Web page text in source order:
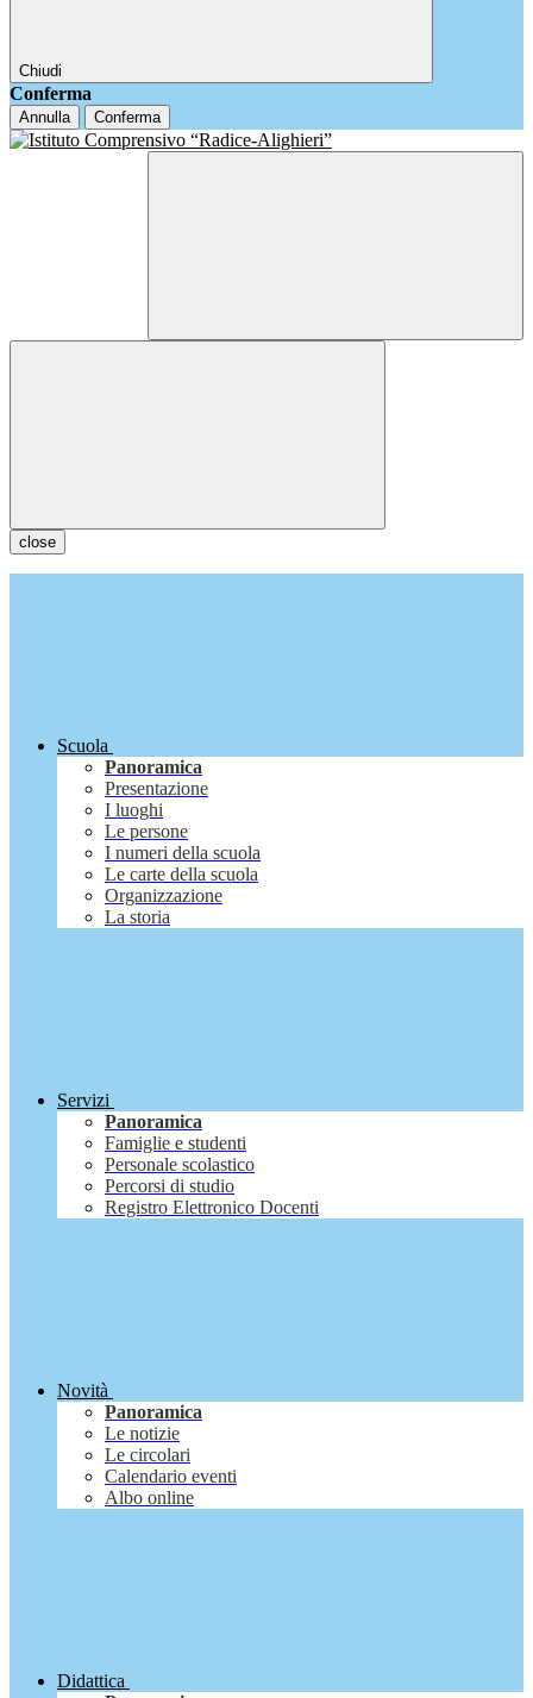
Chiudi
Conferma
Annulla Conferma
close
Scuola
Panoramica
Presentazione
I luoghi
Le persone
I numeri della scuola
Le carte della scuola
Organizzazione
La storia
Servizi
Panoramica
Famiglie e studenti
Personale scolastico
Percorsi di studio
Registro Elettronico Docenti
Novità
Panoramica
Le notizie
Le circolari
Calendario eventi
Albo online
Didattica